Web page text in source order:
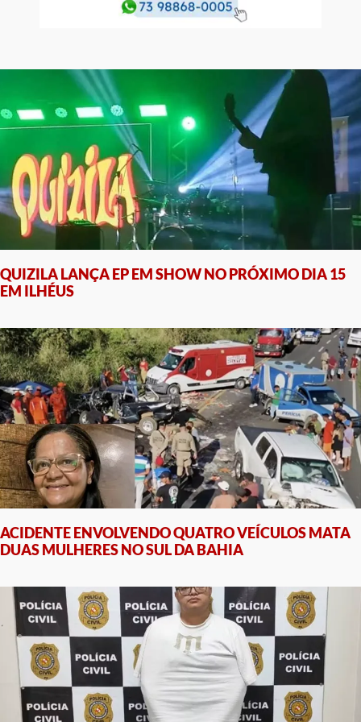
QUIZILA LANÇA EP EM SHOW NO PRÓXIMO DIA 15
EM ILHÉUS
ACIDENTE ENVOLVENDO QUATRO VEÍCULOS MATA
DUAS MULHERES NO SUL DA BAHIA